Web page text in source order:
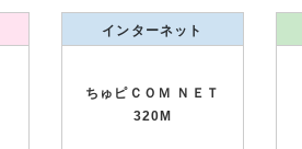
インターネット
ちゅピＣＯＭ ＮＥＴ
320M